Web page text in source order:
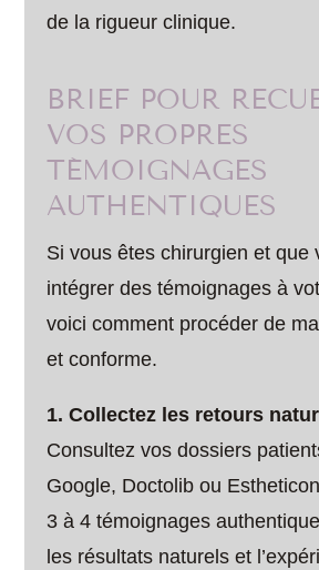
de la rigueur clinique.
BRIEF POUR
VOS PROPRES
TÉMOIGNAGES
AUTHENTIQUES
Si vous êtes chirurgien et que
intégrer des témoignages à
voici comment procéder de
et conforme.
1. Collectez les retours
Consultez vos dossiers
Google, Doctolib ou
3 à 4 témoignages
les résultats naturels et